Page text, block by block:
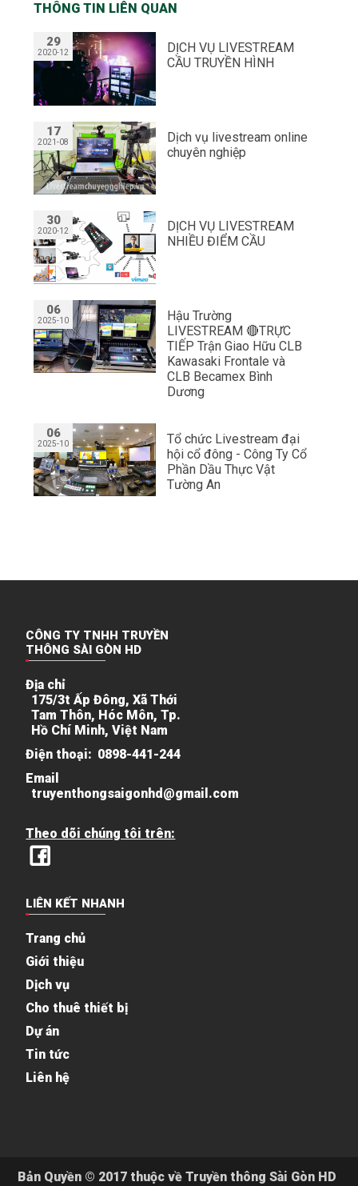
THÔNG TIN LIÊN QUAN
29
2020-12
DỊCH VỤ LIVESTREAM
CẦU TRUYỀN HÌNH
17
2021-08
Dịch vụ livestream online
chuyên nghiệp
30
2020-12
DỊCH VỤ LIVESTREAM
NHIỀU ĐIỂM CẦU
06
2025-10
Hậu Trường
LIVESTREAM 🔴TRỰC
TIẾP Trận Giao Hữu CLB
Kawasaki Frontale và
CLB Becamex Bình
Dương
06
2025-10
Tổ chức Livestream đại
hội cổ đông - Công Ty Cổ
Phần Dầu Thực Vật
Tường An
CÔNG TY TNHH TRUYỀN
THÔNG SÀI GÒN HD
Địa chỉ
175/3t Ấp Đông, Xã Thới
Tam Thôn, Hóc Môn, Tp.
Hồ Chí Minh, Việt Nam
Điện thoại: 0898-441-244
Email
truyenthongsaigonhd@gmail.com
Theo dõi chúng tôi trên:
LIÊN KẾT NHANH
Trang chủ
Giới thiệu
Dịch vụ
Cho thuê thiết bị
Dự án
Tin tức
Liên hệ
Bản Quyền © 2017 thuộc về Truyền thông Sài Gòn HD